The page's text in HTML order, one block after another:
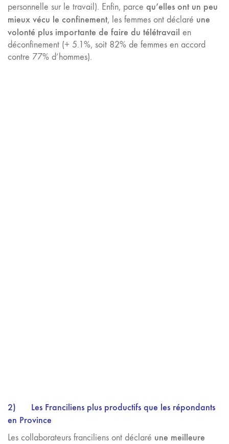
personnelle sur le travail). Enfin, parce qu’elles ont un peu
mieux vécu le confinement, les femmes ont déclaré une
volonté plus importante de faire du télétravail en
déconfinement (+ 5.1%, soit 82% de femmes en accord
contre 77% d’hommes).
2)
Les Franciliens plus productifs que les répondants
en Province
Les collaborateurs franciliens ont déclaré une meilleure